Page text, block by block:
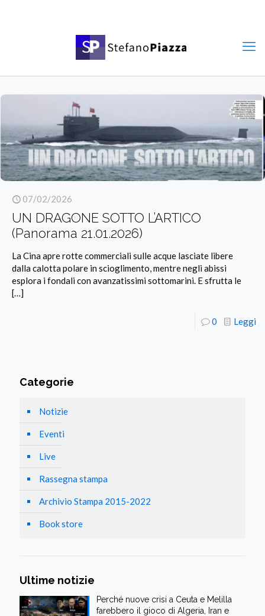
07/02/2026
UN DRAGONE SOTTO L’ARTICO
(Panorama 21.01.2026)
La Cina apre rotte commerciali sulle acque lasciate libere
dalla calotta polare in scioglimento, mentre negli abissi
esplora i fondali con avanzatissimi sottomarini. E sfrutta le
[…]
0 Leggi
Categorie
Notizie
Eventi
Live
Rassegna stampa
Archivio Stampa 2015-2022
Book store
Ultime notizie
Perché nuove crisi a Ceuta e Melilla
farebbero il gioco di Algeria, Iran e